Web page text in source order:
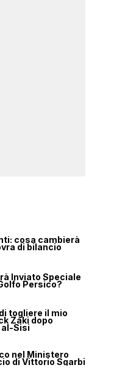
cosa cambierà
di bilancio
Inviato Speciale
Persico?
togliere il mio
Zaki dopo
al-Sisi
nel Ministero
di Vittorio Sgarbi